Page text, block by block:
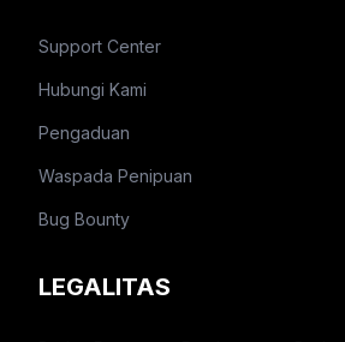
Support Center
Hubungi Kami
Pengaduan
Waspada Penipuan
Bug Bounty
LEGALITAS